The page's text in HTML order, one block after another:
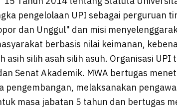
pengelolaan UPI sebagai perguruan
dan Unggul" dan misi
berbasis nilai keimanan,
asih silih asah silih asuh. Organisasi
Senat Akademik. MWA bertugas
pengembangan, melaksanakan
masa jabatan 5 tahun dan bertugas